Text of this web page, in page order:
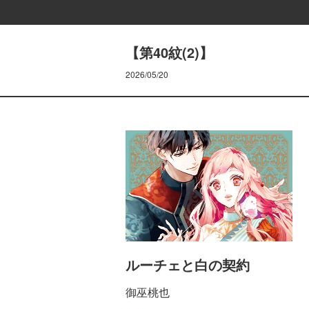
【第40紋(2)】
2026/05/20
ルーチェと白の契約
御巫桃也